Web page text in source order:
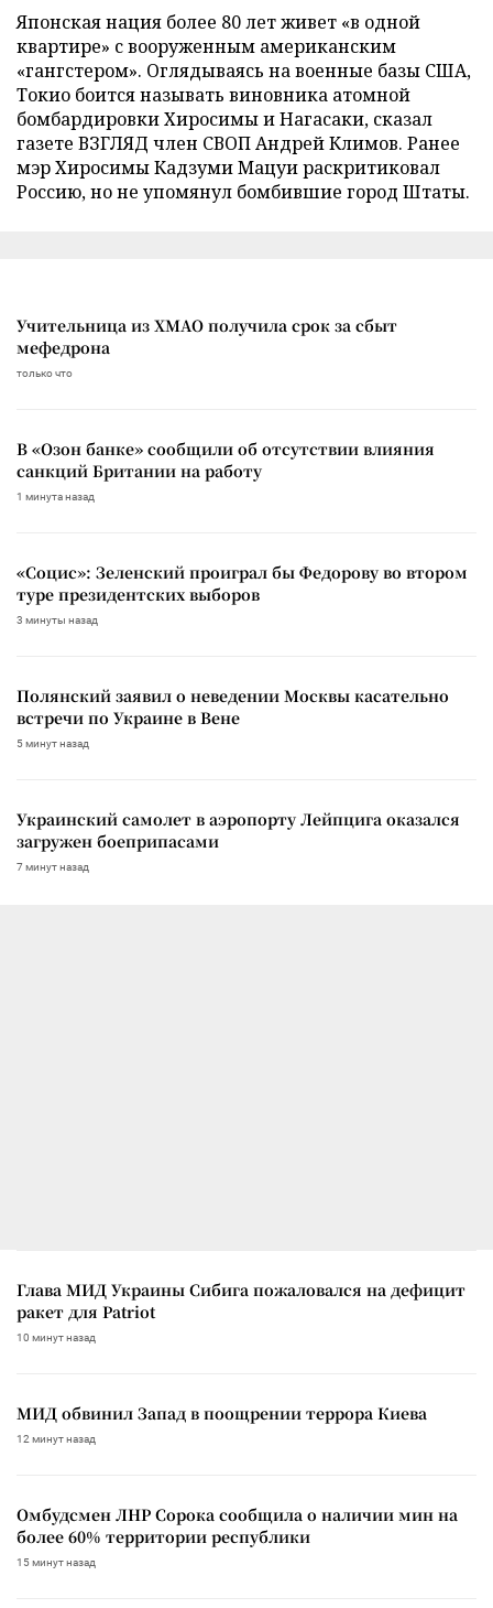
Японская нация более 80 лет живет «в одной
квартире» с вооруженным американским
«гангстером». Оглядываясь на военные базы США,
Токио боится называть виновника атомной
бомбардировки Хиросимы и Нагасаки, сказал
газете ВЗГЛЯД член СВОП Андрей Климов. Ранее
мэр Хиросимы Кадзуми Мацуи раскритиковал
Россию, но не упомянул бомбившие город Штаты.
Учительница из ХМАО получила срок за сбыт
мефедрона
только что
В «Озон банке» сообщили об отсутствии влияния
санкций Британии на работу
1 минута назад
«Социс»: Зеленский проиграл бы Федорову во втором
туре президентских выборов
3 минуты назад
Полянский заявил о неведении Москвы касательно
встречи по Украине в Вене
5 минут назад
Украинский самолет в аэропорту Лейпцига оказался
загружен боеприпасами
7 минут назад
Глава МИД Украины Сибига пожаловался на дефицит
ракет для Patriot
10 минут назад
МИД обвинил Запад в поощрении террора Киева
12 минут назад
Омбудсмен ЛНР Сорока сообщила о наличии мин на
более 60% территории республики
15 минут назад